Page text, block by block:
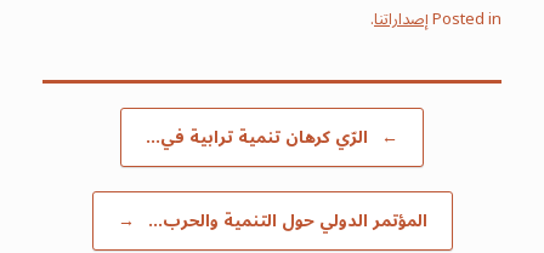
Posted inإصداراتنا.
Post navigation
← الرّي كرهان تنمية ترابية في…
المؤتمر الدولي حول التنمية والحرب… →